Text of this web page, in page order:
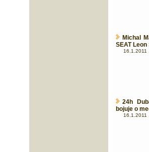
Michal
SEAT
16.1.2011
24h
bojuje o
16.1.2011